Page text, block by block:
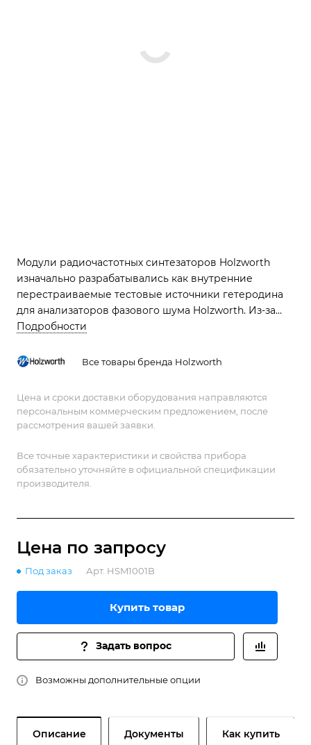
Модули радиочастотных синтезаторов Holzworth
изначально разрабатывались как внутренние
перестраиваемые тестовые источники гетеродина
для анализаторов фазового шума Holzworth. Из-за
необходимости легкой интеграции конструкции
электрических и механических характеристик,
высокопроизводительных систем связи и
интегрированных испытательных систем
Подробности
Все товары бренда Holzworth
Цена и сроки доставки оборудования направляются
персональным коммерческим предложением, после
рассмотрения вашей заявки.
Все точные характеристики и свойства прибора
обязательно уточняйте в официальной спецификации
производителя.
Цена по запросу
Под заказ Арт. HSM1001B
Купить товар
Задать вопрос
Возможны дополнительные опции
Описание Документы Как купить